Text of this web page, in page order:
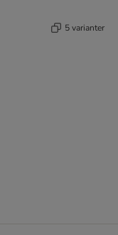
5 varianter